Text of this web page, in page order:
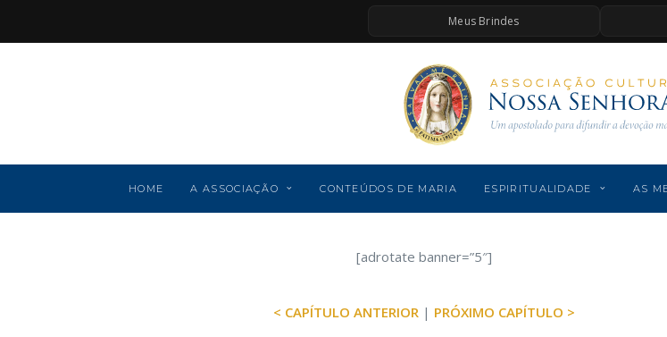
Meus Brindes
HOME A ASSOCIAÇÃO CONTEÚDOS DE MARIA ESPIRITUALIDADE AS
[adrotate banner=”5″]
< CAPÍTULO ANTERIOR | PRÓXIMO CAPÍTULO >